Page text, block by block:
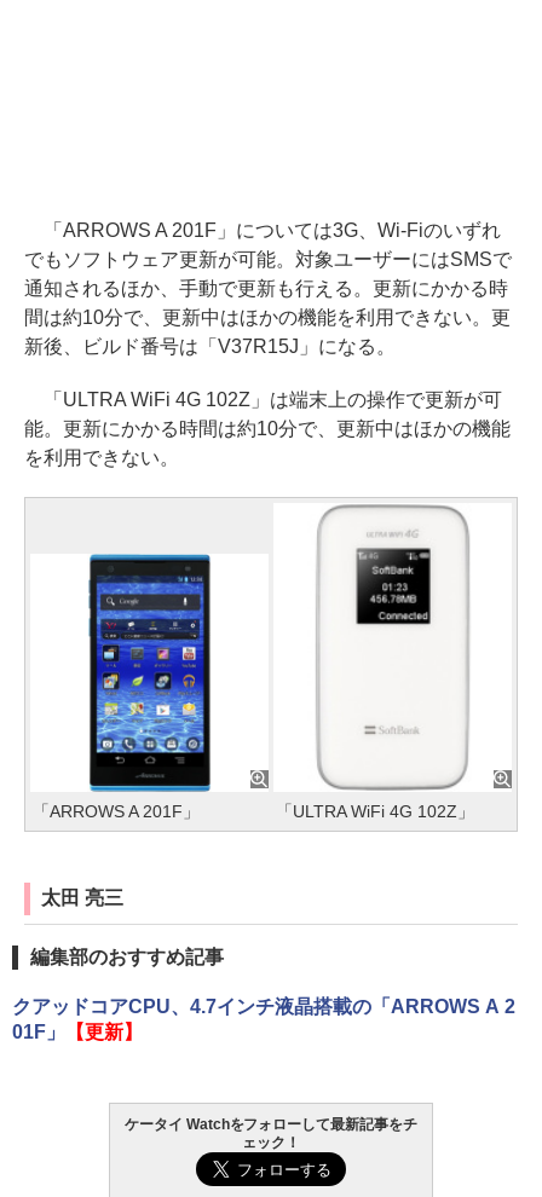
「ARROWS A 201F」については3G、Wi-Fiのいずれ
でもソフトウェア更新が可能。対象ユーザーにはSMSで
通知されるほか、手動で更新も行える。更新にかかる時
間は約10分で、更新中はほかの機能を利用できない。更
新後、ビルド番号は「V37R15J」になる。
「ULTRA WiFi 4G 102Z」は端末上の操作で更新が可
能。更新にかかる時間は約10分で、更新中はほかの機能
を利用できない。
「ARROWS A 201F」 「ULTRA WiFi 4G 102Z」
太田 亮三
編集部のおすすめ記事
クアッドコアCPU、4.7インチ液晶搭載の「ARROWS A 2
01F」
【更新】
ケータイ Watchをフォローして最新記事をチ
ェック！